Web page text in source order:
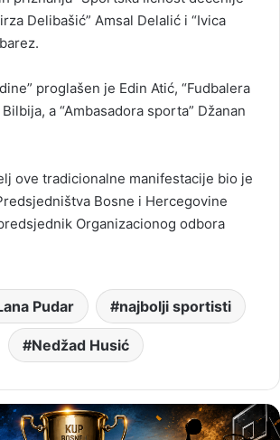
Delibašić” Amsal Delalić i “Ivica
proglašen je Edin Atić, “Fudbalera
a “Ambasadora sporta” Džanan
ove tradicionalne manifestacije bio je
Bosne i Hercegovine
Organizacionog odbora
Pudar najbolji sportisti
Nedžad Husić